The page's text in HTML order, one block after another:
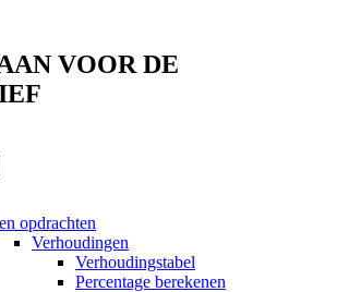
VOOR DE
opdrachten
Verhoudingen
Verhoudingstabel
Percentage berekenen